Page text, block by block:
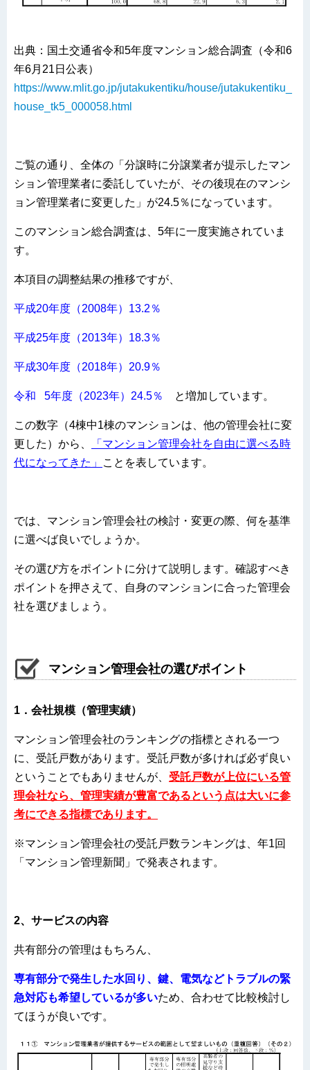
出典：国土交通省令和5年度マンション総合調査（令和6
年6月21日公表）
https://www.mlit.go.jp/jutakukentiku/house/jutakukentiku_
house_tk5_000058.html
ご覧の通り、全体の「分譲時に分譲業者が提示したマン
ション管理業者に委託していたが、その後現在のマンシ
ョン管理業者に変更した」が24.5％になっています。
このマンション総合調査は、5年に一度実施されていま
す。
本項目の調整結果の推移ですが、
平成20年度（2008年）13.2％
平成25年度（2013年）18.3％
平成30年度（2018年）20.9％
令和 5年度（2023年）24.5％ と増加しています。
この数字（4棟中1棟のマンションは、他の管理会社に変
更した）から、
「マンション管理会社を自由に選べる時
代になってきた」
ことを表しています。
では、マンション管理会社の検討・変更の際、何を基準
に選べば良いでしょうか。
その選び方をポイントに分けて説明します。確認すべき
ポイントを押さえて、自身のマンションに合った管理会
社を選びましょう。
マンション管理会社の選びポイント
1．会社規模（管理実績）
マンション管理会社のランキングの指標とされる一つ
に、受託戸数があります。受託戸数が多ければ必ず良い
ということでもありませんが、 受託戸数が上位にいる管
理会社なら、管理実績が豊富であるという点は大いに参
考にできる指標であります。
※マンション管理会社の受託戸数ランキングは、年1回
「マンション管理新聞」で発表されます。
2、サービスの内容
共有部分の管理はもちろん、
専有部分で発生した水回り、鍵、電気などトラブルの緊
急対応も希望しているが多いため、合わせて比較検討し
てほうが良いです。